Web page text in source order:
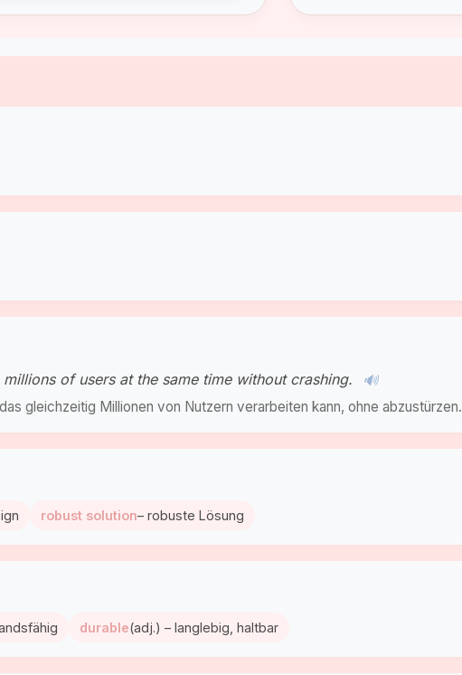
of users at the same time without crashing. 🔊
gleichzeitig Millionen von Nutzern verarbeiten kann, ohne abzustürzen.
robust solution– robuste Lösung
durable(adj.) – langlebig, haltbar